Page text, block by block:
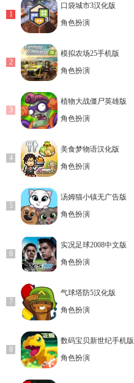
口袋城市3汉化版
角色扮演
模拟农场25手机版
角色扮演
植物大战僵尸英雄版
角色扮演
美食梦物语汉化版
角色扮演
汤姆猫小镇无广告版
角色扮演
实况足球2008中文版
角色扮演
气球塔防5汉化版
角色扮演
数码宝贝新世纪手机版
角色扮演